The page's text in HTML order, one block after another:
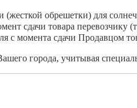
обрешетки) для
сдачи товара
с момента сдачи Продавцом
города, учитывая